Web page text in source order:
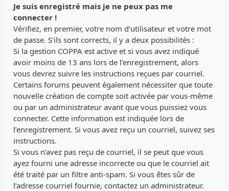
Je suis enregistré mais je ne peux pas me
connecter !
Vérifiez, en premier, votre nom d’utilisateur et votre mot
de passe. S’ils sont corrects, il y a deux possibilités :
Si la gestion COPPA est active et si vous avez indiqué
avoir moins de 13 ans lors de l’enregistrement, alors
vous devrez suivre les instructions reçues par courriel.
Certains forums peuvent également nécessiter que toute
nouvelle création de compte soit activée par vous-même
ou par un administrateur avant que vous puissiez vous
connecter. Cette information est indiquée lors de
l’enregistrement. Si vous avez reçu un courriel, suivez ses
instructions.
Si vous n’avez pas reçu de courriel, il se peut que vous
ayez fourni une adresse incorrecte ou que le courriel ait
été traité par un filtre anti-spam. Si vous êtes sûr de
l’adresse courriel fournie, contactez un administrateur.